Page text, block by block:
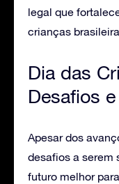
legal que
crianças
Dia das
Desafios
Apesar dos
desafios a serem
futuro melhor